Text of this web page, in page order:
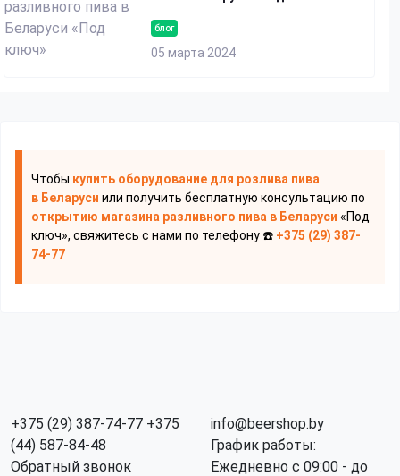
блог
05 марта 2024
Чтобы купить оборудование для розлива пива
в Беларуси или получить бесплатную консультацию по
открытию магазина разливного пива в Беларуси «Под
ключ», свяжитесь с нами по телефону ☎️ +375 (29) 387-
74-77
+375 (29) 387-74-77 +375
(44) 587-84-48
Обратный звонок
info@beershop.by
График работы:
Ежедневно с 09:00 - до